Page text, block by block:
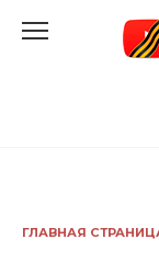
ГЛАВНАЯ